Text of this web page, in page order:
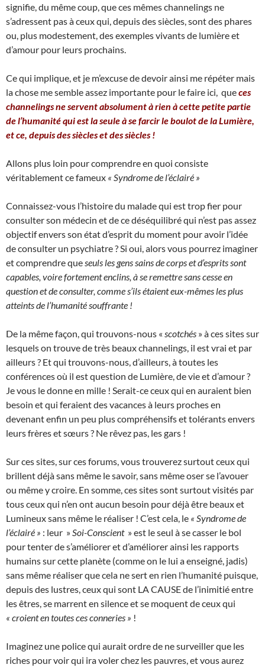
signifie, du même coup, que ces mêmes channelings ne
s’adressent pas à ceux qui, depuis des siècles, sont des phares
ou, plus modestement, des exemples vivants de lumière et
d’amour pour leurs prochains.
Ce qui implique, et je m’excuse de devoir ainsi me répéter mais
la chose me semble assez importante pour le faire ici, queces
channelings ne servent absolument à rien à cette petite partie
de l’humanité qui est la seule à se farcir le boulot de la Lumière,
et ce, depuis des siècles et des siècles !
Allons plus loin pour comprendre en quoi consiste
véritablement ce fameux « Syndrome de l’éclairé »
Connaissez-vous l’histoire du malade qui est trop fier pour
consulter son médecin et de ce déséquilibré qui n’est pas assez
objectif envers son état d’esprit du moment pour avoir l’idée
de consulter un psychiatre ? Si oui, alors vous pourrez imaginer
et comprendre que seuls les gens sains de corps et d’esprits sont
capables, voire fortement enclins, à se remettre sans cesse en
question et de consulter, comme s’ils étaient eux-mêmes les plus
atteints de l’humanité souffrante !
De la même façon, qui trouvons-nous « scotchés » à ces sites sur
lesquels on trouve de très beaux channelings, il est vrai et par
ailleurs ? Et qui trouvons-nous, d’ailleurs, à toutes les
conférences où il est question de Lumière, de vie et d’amour ?
Je vous le donne en mille ! Serait-ce ceux qui en auraient bien
besoin et qui feraient des vacances à leurs proches en
devenant enfin un peu plus compréhensifs et tolérants envers
leurs frères et sœurs ? Ne rêvez pas, les gars !
Sur ces sites, sur ces forums, vous trouverez surtout ceux qui
brillent déjà sans même le savoir, sans même oser se l’avouer
ou même y croire. En somme, ces sites sont surtout visités par
tous ceux qui n’en ont aucun besoin pour déjà être beaux et
Lumineux sans même le réaliser ! C’est cela, le « Syndrome de
l’éclairé » : leur » Soi-Conscient» est le seul à se casser le bol
pour tenter de s’améliorer et d’améliorer ainsi les rapports
humains sur cette planète (comme on le lui a enseigné, jadis)
sans même réaliser que cela ne sert en rien l’humanité puisque,
depuis des lustres, ceux qui sont LA CAUSE de l’inimitié entre
les êtres, se marrent en silence et se moquent de ceux qui
« croient en toutes ces conneries » !
Imaginez une police qui aurait ordre de ne surveiller que les
riches pour voir qui ira voler chez les pauvres, et vous aurez